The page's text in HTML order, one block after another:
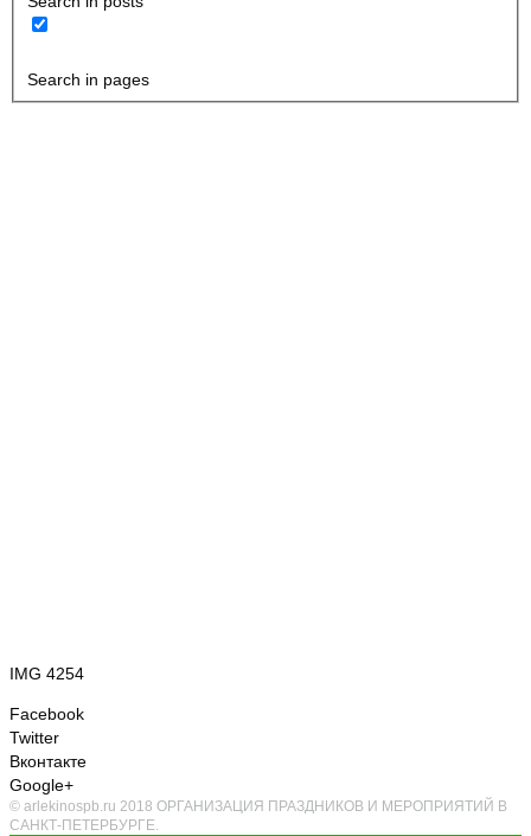
Search in pages
IMG 4254
Facebook
Twitter
Вконтакте
Google+
© arlekinospb.ru 2018 ОРГАНИЗАЦИЯ ПРАЗДНИКОВ И МЕРОПРИЯТИЙ В
САНКТ-ПЕТЕРБУРГЕ.